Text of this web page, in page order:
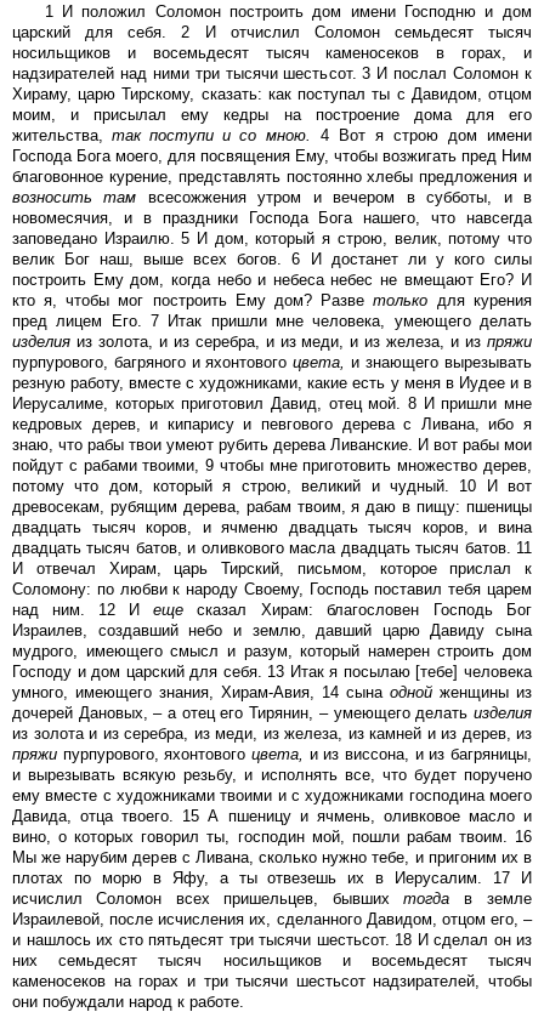
1 И положил Соломон построить дом имени Господню и дом
царский для себя. 2 И отчислил Соломон семьдесят тысяч
носильщиков и восемьдесят тысяч каменосеков в горах, и
надзирателей над ними три тысячи шестьсот. 3 И послал Соломон к
Хираму, царю Тирскому, сказать: как поступал ты с Давидом, отцом
моим, и присылал ему кедры на построение дома для его
жительства, так поступи и со мною.
4 Вот я строю дом имени
Господа Бога моего, для посвящения Ему, чтобы возжигать пред Ним
благовонное курение, представлять постоянно хлебы предложения и
возносить
там всесожжения утром и вечером в субботы, и в
новомесячия, и в праздники Господа Бога нашего, что навсегда
заповедано Израилю. 5 И дом, который я строю, велик, потому что
велик Бог наш, выше всех богов. 6 И достанет ли у кого силы
построить Ему дом, когда небо и небеса небес не вмещают Его? И
кто я, чтобы мог построить Ему дом? Разве только для курения
пред лицем Его. 7 Итак пришли мне человека, умеющего делать
изделия из золота, и из серебра, и из меди, и из железа, и из пряжи
пурпурового, багряного и яхонтового цвета, и знающего вырезывать
резную работу, вместе с художниками, какие есть у меня в Иудее и в
Иерусалиме, которых приготовил Давид, отец мой. 8 И пришли мне
кедровых дерев, и кипарису и певгового дерева с Ливана, ибо я
знаю, что рабы твои умеют рубить дерева Ливанские. И вот рабы мои
пойдут с рабами твоими, 9 чтобы мне приготовить множество дерев,
потому что дом, который я строю, великий и чудный. 10 И вот
древосекам, рубящим дерева, рабам твоим, я даю в пищу: пшеницы
двадцать тысяч коров, и ячменю двадцать тысяч коров, и вина
двадцать тысяч батов, и оливкового масла двадцать тысяч батов. 11
И отвечал Хирам, царь Тирский, письмом, которое прислал к
Соломону: по любви к народу Своему, Господь поставил тебя царем
над ним. 12 И еще сказал Хирам: благословен Господь Бог
Израилев, создавший небо и землю, давший царю Давиду сына
мудрого, имеющего смысл и разум, который намерен строить дом
Господу и дом царский для себя. 13 Итак я посылаю [тебе] человека
умного, имеющего знания, Хирам-Авия, 14 сына одной женщины из
дочерей Дановых, – а отец его Тирянин, – умеющего делать изделия
из золота и из серебра, из меди, из железа, из камней и из дерев, из
пряжи пурпурового, яхонтового цвета, и из виссона, и из багряницы,
и вырезывать всякую резьбу, и исполнять все, что будет поручено
ему вместе с художниками твоими и с художниками господина моего
Давида, отца твоего. 15 А пшеницу и ячмень, оливковое масло и
вино, о которых говорил ты, господин мой, пошли рабам твоим. 16
Мы же нарубим дерев с Ливана, сколько нужно тебе, и пригоним их в
плотах по морю в Яфу, а ты отвезешь их в Иерусалим. 17 И
исчислил Соломон всех пришельцев, бывших тогда в земле
Израилевой, после исчисления их, сделанного Давидом, отцом его, –
и нашлось их сто пятьдесят три тысячи шестьсот. 18 И сделал он из
них семьдесят тысяч носильщиков и восемьдесят тысяч
каменосеков на горах и три тысячи шестьсот надзирателей, чтобы
они побуждали народ к работе.